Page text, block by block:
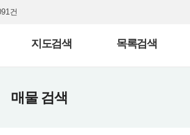
건
지도검색 목록검색
매물 검색